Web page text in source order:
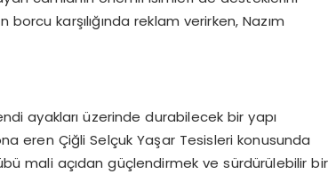
karşılığında reklam verirken, Nazım
ayakları üzerinde durabilecek bir yapı
eren Çiğli Selçuk Yaşar Tesisleri konusunda
mali açıdan güçlendirmek ve sürdürülebilir bir